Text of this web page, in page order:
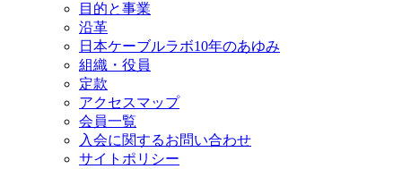
目的と事業
沿革
日本ケーブルラボ10年のあゆみ
組織・役員
定款
アクセスマップ
会員一覧
入会に関するお問い合わせ
サイトポリシー